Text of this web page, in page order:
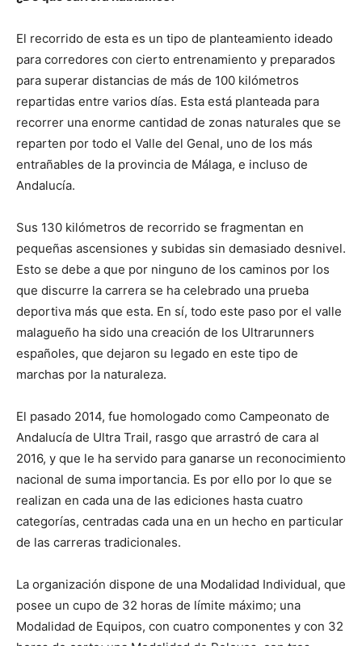
El recorrido de esta es un tipo de planteamiento ideado
para corredores con cierto entrenamiento y preparados
para superar distancias de más de 100 kilómetros
repartidas entre varios días. Esta está planteada para
recorrer una enorme cantidad de zonas naturales que se
reparten por todo el Valle del Genal, uno de los más
entrañables de la provincia de Málaga, e incluso de
Andalucía.
Sus 130 kilómetros de recorrido se fragmentan en
pequeñas ascensiones y subidas sin demasiado desnivel.
Esto se debe a que por ninguno de los caminos por los
que discurre la carrera se ha celebrado una prueba
deportiva más que esta. En sí, todo este paso por el valle
malagueño ha sido una creación de los Ultrarunners
españoles, que dejaron su legado en este tipo de
marchas por la naturaleza.
El pasado 2014, fue homologado como Campeonato de
Andalucía de Ultra Trail, rasgo que arrastró de cara al
2016, y que le ha servido para ganarse un reconocimiento
nacional de suma importancia. Es por ello por lo que se
realizan en cada una de las ediciones hasta cuatro
categorías, centradas cada una en un hecho en particular
de las carreras tradicionales.
La organización dispone de una Modalidad Individual, que
posee un cupo de 32 horas de límite máximo; una
Modalidad de Equipos, con cuatro componentes y con 32